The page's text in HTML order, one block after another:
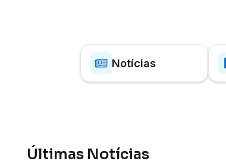
Notícias
Últimas Notícias